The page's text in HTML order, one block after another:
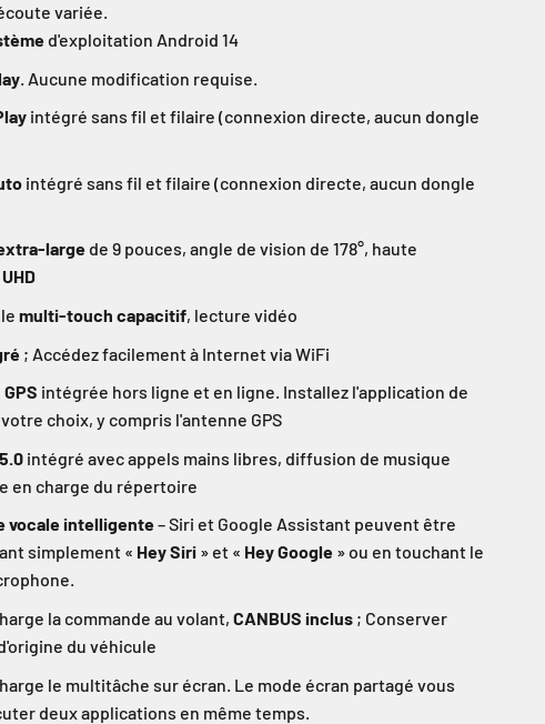
variée.
d'exploitation Android 14
. Aucune modification requise.
intégré sans fil et filaire (connexion directe, aucun dongle
intégré sans fil et filaire (connexion directe, aucun dongle
large de 9 pouces, angle de vision de 178°, haute
multi-touch capacitif, lecture vidéo
; Accédez facilement à Internet via WiFi
intégrée hors ligne et en ligne. Installez l'application de
choix, y compris l'antenne GPS
intégré avec appels mains libres, diffusion de musique
en charge du répertoire
vocale intelligente– Siri et Google Assistant peuvent être
simplement « Hey Siri » et « Hey Google » ou en touchant le
la commande au volant, CANBUS inclus ; Conserver
du véhicule
le multitâche sur écran. Le mode écran partagé vous
deux applications en même temps.